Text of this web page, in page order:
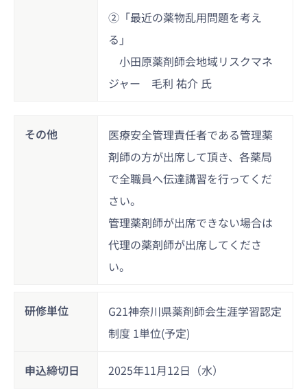
②「最近の薬物乱用問題を考え
る」
小田原薬剤師会地域リスクマネ
ジャー 毛利 祐介 氏
その他
医療安全管理責任者である管理薬
剤師の方が出席して頂き、各薬局
で全職員へ伝達講習を行ってくだ
さい。
管理薬剤師が出席できない場合は
代理の薬剤師が出席してくださ
い。
研修単位
G21神奈川県薬剤師会生涯学習認定
制度 1単位(予定)
申込締切日 2025年11月12日（水）